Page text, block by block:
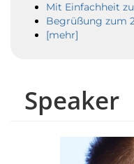
Speaker
Mit Einfachheit
Begrüßung zum
[mehr]